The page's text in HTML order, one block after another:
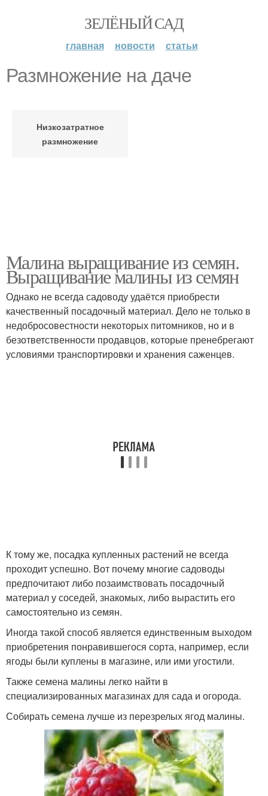
ЗЕЛЁНЫЙ САД
главная новости статьи
Размножение на даче
Низкозатратное
размножение
Малина выращивание из семян.
Выращивание малины из семян
Однако не всегда садоводу удаётся приобрести
качественный посадочный материал. Дело не только в
недобросовестности некоторых питомников, но и в
безответственности продавцов, которые пренебрегают
условиями транспортировки и хранения саженцев.
К тому же, посадка купленных растений не всегда
проходит успешно. Вот почему многие садоводы
предпочитают либо позаимствовать посадочный
материал у соседей, знакомых, либо вырастить его
самостоятельно из семян.
Иногда такой способ является единственным выходом
приобретения понравившегося сорта, например, если
ягоды были куплены в магазине, или ими угостили.
Также семена малины легко найти в
специализированных магазинах для сада и огорода.
Собирать семена лучше из перезрелых ягод малины.